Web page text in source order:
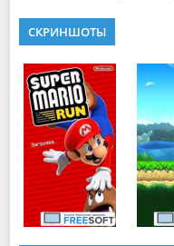
СКРИНШОТЫ